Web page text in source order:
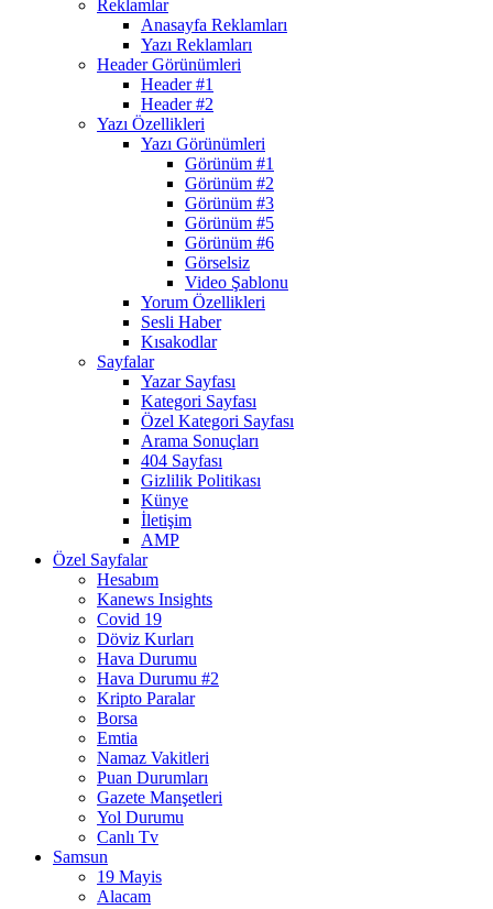
Reklamlar
Anasayfa Reklamları
Yazı Reklamları
Header Görünümleri
Header #1
Header #2
Yazı Özellikleri
Yazı Görünümleri
Görünüm #1
Görünüm #2
Görünüm #3
Görünüm #5
Görünüm #6
Görselsiz
Video Şablonu
Yorum Özellikleri
Sesli Haber
Kısakodlar
Sayfalar
Yazar Sayfası
Kategori Sayfası
Özel Kategori Sayfası
Arama Sonuçları
404 Sayfası
Gizlilik Politikası
Künye
İletişim
AMP
Özel Sayfalar
Hesabım
Kanews Insights
Covid 19
Döviz Kurları
Hava Durumu
Hava Durumu #2
Kripto Paralar
Borsa
Emtia
Namaz Vakitleri
Puan Durumları
Gazete Manşetleri
Yol Durumu
Canlı Tv
Samsun
19 Mayis
Alacam